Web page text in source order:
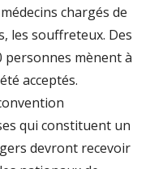
chargés de
les souffreteux. Des
personnes mènent à
acceptés.
qui constituent un
devront recevoir